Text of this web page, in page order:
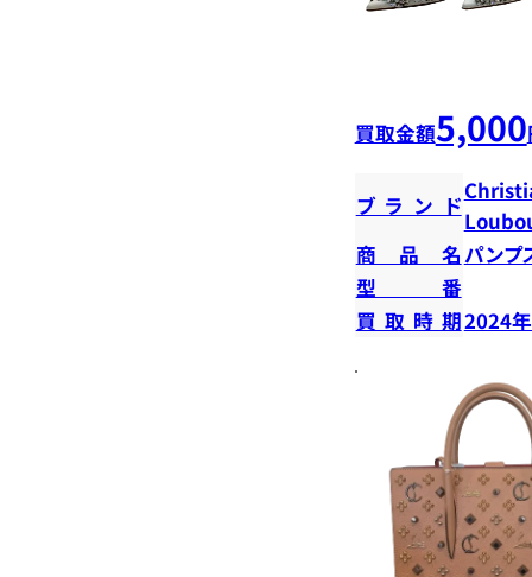
買取金額5,000
ブランド
商品名 パンプ
型番
買取時期2024